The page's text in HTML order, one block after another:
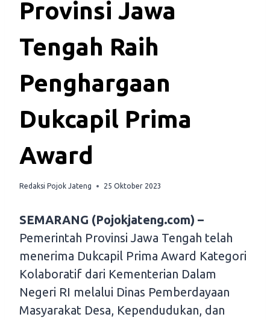
Provinsi Jawa
Tengah Raih
Penghargaan
Dukcapil Prima
Award
Redaksi Pojok Jateng 25 Oktober 2023
SEMARANG (Pojokjateng.com) –
Pemerintah Provinsi Jawa Tengah telah
menerima Dukcapil Prima Award Kategori
Kolaboratif dari Kementerian Dalam
Negeri RI melalui Dinas Pemberdayaan
Masyarakat Desa, Kependudukan, dan